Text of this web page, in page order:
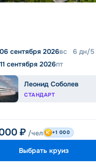
06 сентября 2026вс 6 дн/5
11 сентября 2026пт
Леонид Соболев
СТАНДАРТ
₽ /чел +1 000
Выбрать круиз